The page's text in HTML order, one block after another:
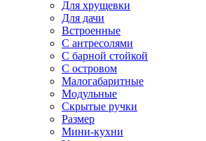
Для хрущевки
Для дачи
Встроенные
С антресолями
С барной стойкой
С островом
Малогабаритные
Модульные
Скрытые ручки
Размер
Мини-кухни